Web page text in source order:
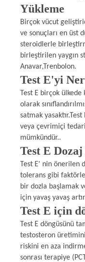
Yükleme
Birçok vücut
ve sonuçları en üst
steroidlerle
birleştirilen yaygın
Anavar,Trenbolon.
Test E'yi
Test E birçok ülkede
olarak
satmak
veya çevrimiçi
mümkündür..
Test E
Test E' nin önerilen
tolerans gibi
bir dozla başlamak
için yavaş yavaş
Test E için
Test E döngüsünü
testosteron
riskini en aza
sonrası terapiye